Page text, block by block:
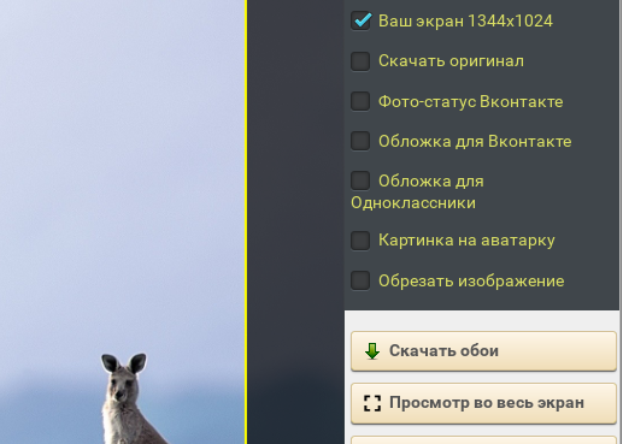
Ваш экран 1344x1024
Скачать оригинал
Фото-статус Вконтакте
Обложка для Вконтакте
Обложка для
Одноклассники
Картинка на аватарку
Обрезать изображение
Скачать обои
Просмотр во весь экран